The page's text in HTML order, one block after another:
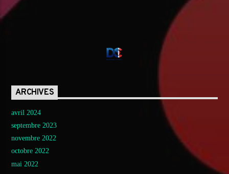
ARCHIVES
avril 2024
septembre 2023
novembre 2022
octobre 2022
mai 2022